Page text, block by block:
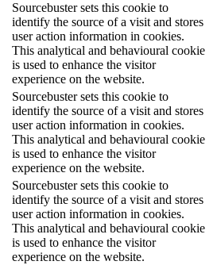
Sourcebuster sets this cookie to
identify the source of a visit and stores
user action information in cookies.
This analytical and behavioural cookie
is used to enhance the visitor
experience on the website.
Sourcebuster sets this cookie to
identify the source of a visit and stores
user action information in cookies.
This analytical and behavioural cookie
is used to enhance the visitor
experience on the website.
Sourcebuster sets this cookie to
identify the source of a visit and stores
user action information in cookies.
This analytical and behavioural cookie
is used to enhance the visitor
experience on the website.